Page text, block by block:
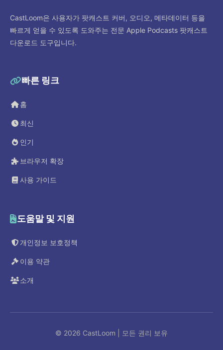
CastLoom은 사용자가 팟캐스트 커버, 오디오, 메타데이터 등을
빠르게 얻을 수 있도록 도와주는 전문 Apple Podcasts 팟캐스트
다운로드 도구입니다.
빠른 링크
홈
최신
인기
브라우저 확장
사용 가이드
도움말 및 지원
개인정보 보호정책
이용 약관
소개
© 2026 CastLoom | 모든 권리 보유